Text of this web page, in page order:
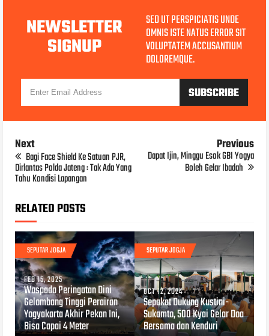
NEWSLETTER
SIGNUP
SED UT PERSPICIATIS UNDE
OMNIS ISTE NATUS ERROR SIT
VOLUPTATEM ACCUSANTIUM
DOLOREMQUE.
Next
Bagi Face Shield Ke Satuan PJR,
Dirlantas Polda Jateng : Tak Ada Yang
Tahu Kondisi Lapangan
Previous
Dapat Ijin, Minggu Esok GBI Yogya
Boleh Gelar Ibadah
RELATED POSTS
SEPUTAR JOGJA
FEB 15, 2025
Waspada Peringatan Dini
Gelombang Tinggi Perairan
Yogyakarta Akhir Pekan Ini,
Bisa Capai 4 Meter
SEPUTAR JOGJA
OCT 12, 2024
Sepakat Dukung Kustini-
Sukamto, 500 Kyai Gelar Doa
Bersama dan Kenduri